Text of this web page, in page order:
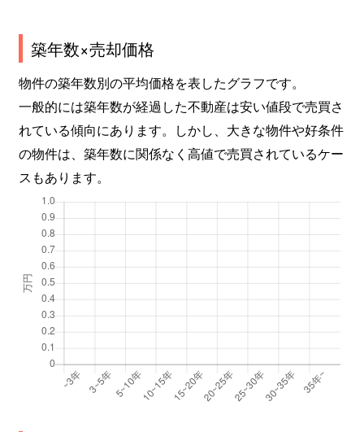
築年数×売却価格
物件の築年数別の平均価格を表したグラフです。
一般的には築年数が経過した不動産は安い値段で売買さ
れている傾向にあります。しかし、大きな物件や好条件
の物件は、築年数に関係なく高値で売買されているケー
スもあります。